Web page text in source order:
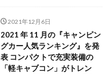
2021年12月6日
2021 年 11 月の『キャンピン
グカー人気ランキング』を発
表 コンパクトで充実装備の
「軽キャブコン」がトレン